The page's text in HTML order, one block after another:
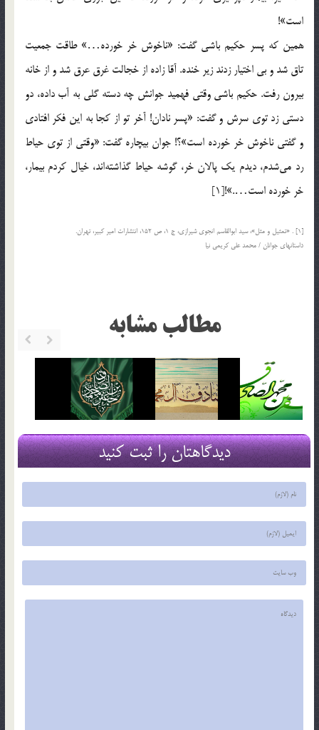
است»!
همين كه پسر حكيم باشي گفت: «ناخوش خر خورده…» طاقت جمعيت
تاق شد و بي اختيار زدند زير خنده. آقا زاده از خجالت غرق عرق شد و از خانه
بيرون رفت. حكيم باشي وقتي فهميد جوانش چه دسته گلي به آب داده، دو
دستي زد توي سرش و گفت: «پسر نادان! آخر تو از كجا به اين فكر افتادي
و گفتي ناخوش خر خورده است»؟! جوان بيچاره گفت:‌ «وقتي از توي حياط
رد مي‌شدم، ديدم يك پالان خر، گوشه حياط گذاشته‌اند، خيال كردم بيمار،
خر خورده است….»![1]
[1] . «تمثيل و مثل»، سيد ابوالقاسم انجوي شيرازي، ج 1، ص 152، انتشارات امير كبير، تهران.
داستانهاي جوانان / محمد علي کريمي نيا
مطالب مشابه
دیدگاهتان را ثبت کنید